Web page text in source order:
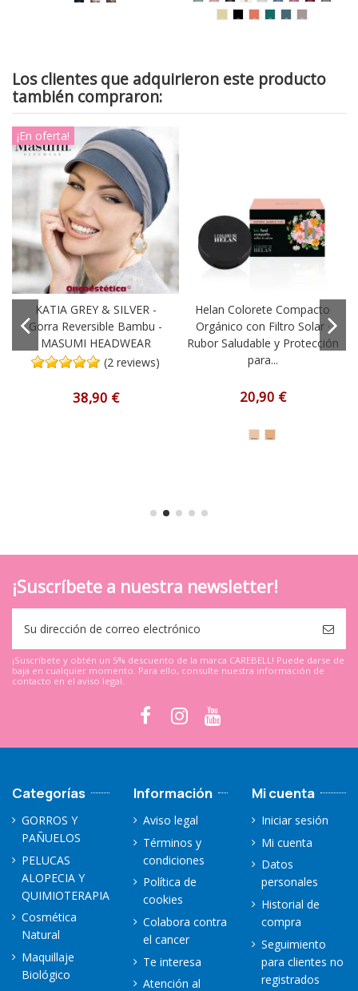
Los clientes que adquirieron este producto
también compraron:
¡En oferta!
KATIA GREY & SILVER -
Gorra Reversible Bambu -
MASUMI HEADWEAR
(2 reviews)
38,90 €
Helan Colorete Compacto
Orgánico con Filtro Solar ·
Rubor Saludable y Protección
para...
20,90 €
¡Suscríbete a nuestra newsletter!
¡Suscríbete y obtén un 5% descuento de la marca CAREBELL! Puede darse de
baja en cualquier momento. Para ello, consulte nuestra información de
contacto en el aviso legal.
Categorías
GORROS Y
PAÑUELOS
PELUCAS
ALOPECIA Y
QUIMIOTERAPIA
Cosmética
Natural
Maquillaje
Biológico
Información
Aviso legal
Términos y
condiciones
Política de
cookies
Colabora contra
el cancer
Te interesa
Atención al
Mi cuenta
Iniciar sesión
Mi cuenta
Datos
personales
Historial de
compra
Seguimiento
para clientes no
registrados